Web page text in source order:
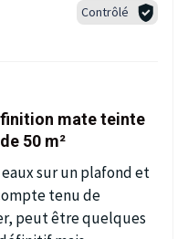
Contrôlé
mate teinte
50 m²
sur un plafond et
tenu de
peut être quelques